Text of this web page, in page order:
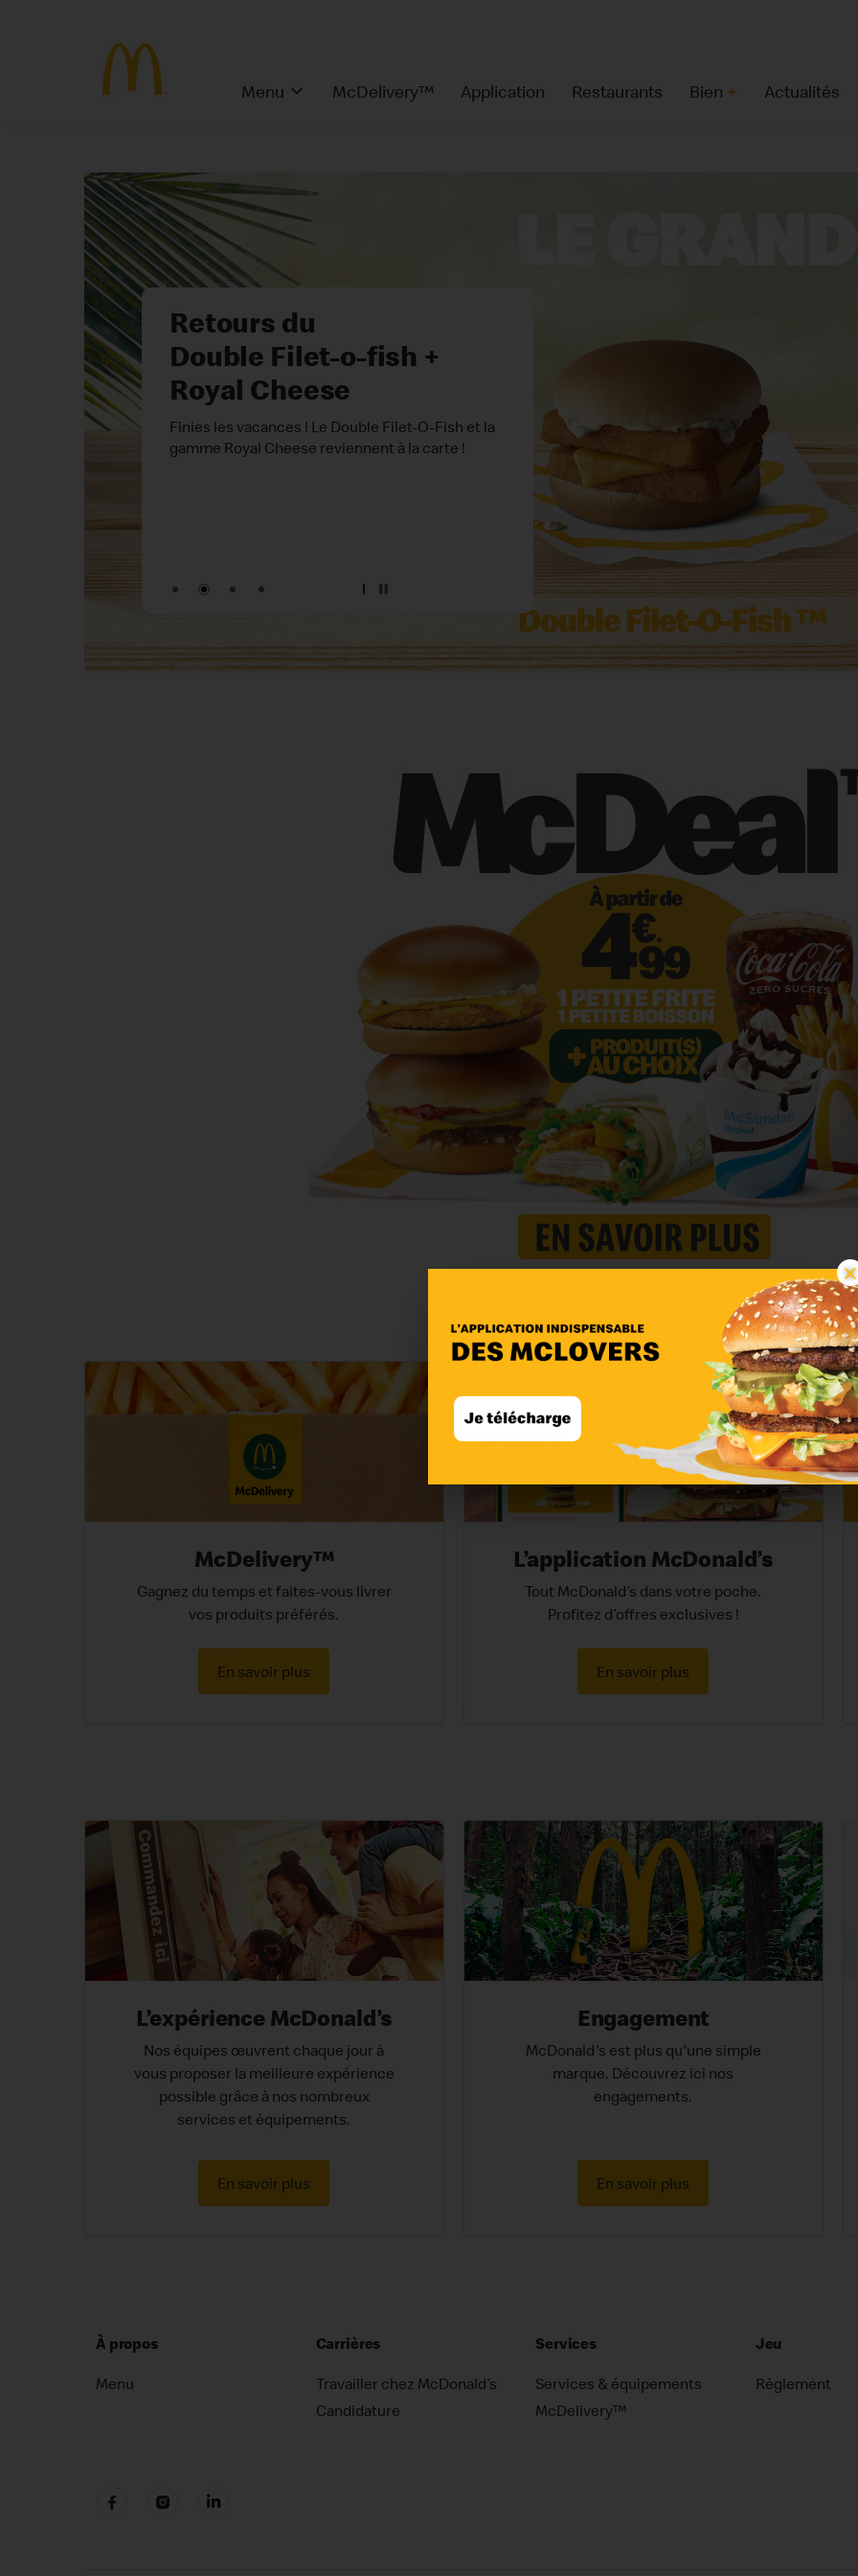
Menu McDelivery™ Application Restaurants Bien + Actualités
×
🌱 La gourmandise passe
en mode Veggie
Vous laisserez vous tenter par les Veggie
iconiques en version veggie sont à découvrir
dans tous vos restaurants McDonald's Réunion !
McDelivery™
Gagnez du temps et faites-vous livrer
vos produits préférés.
En savoir plus
L’application McDonald’s
Tout McDonald’s dans votre poche.
Profitez d’offres exclusives !
En savoir plus
L’expérience McDonald’s
Nos équipes œuvrent chaque jour à
vous proposer la meilleure expérience
possible grâce à nos nombreux
services et équipements.
En savoir plus
Engagement
McDonald's est plus qu'une simple
marque. Découvrez ici nos
engagements.
En savoir plus
À propos
Menu
Carrières
Travailler chez McDonald’s
Candidature
Services
Services & équipements
McDelivery™
Jeu
Règlement